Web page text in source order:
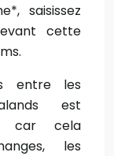
saisissez
cette
entre les
est
car cela
les